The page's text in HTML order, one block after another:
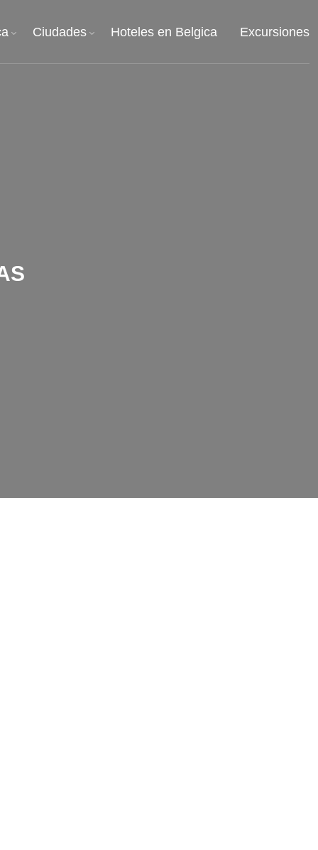
Ciudades Hoteles en Belgica Excursiones